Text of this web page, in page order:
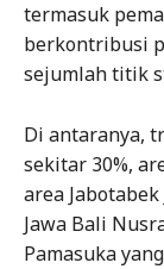
termasuk
berkontribusi
sejumlah titik
Di antaranya,
sekitar 30%,
area
Jawa Bali
Pamasuka